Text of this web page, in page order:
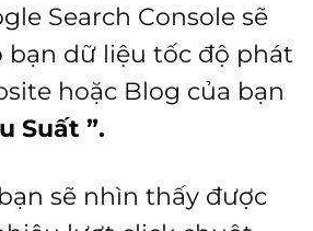
Search Console sẽ
bạn dữ liệu tốc độ phát
hoặc Blog của bạn
Suất ”.
sẽ nhìn thấy được